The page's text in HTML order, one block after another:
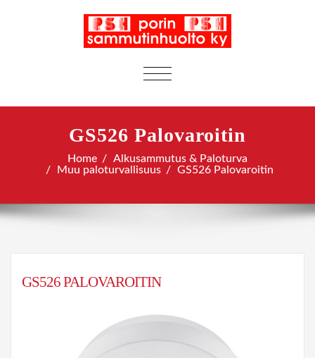
TOGGLE
GS526 Palovaroitin
Home
Alkusammutus & Paloturva
Muu paloturvallisuus
GS526 Palovaroitin
GS526 PALOVAROITIN